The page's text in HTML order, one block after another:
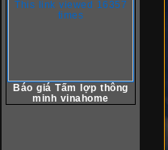
Báo giá Tấm lợp thông
minh vinahome